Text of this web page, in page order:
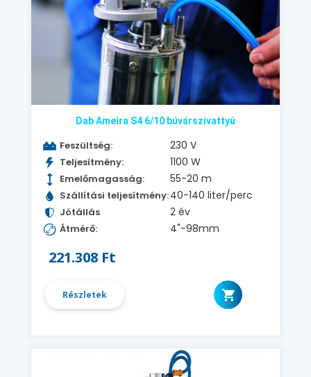
Dab Ameira S4 6/10 búvárszivattyú
Feszültség: 230 V
Teljesítmény: 1100 W
Emelőmagasság: 55-20 m
Szállítási teljesítmény:40-140 liter/perc
Jótállás 2 év
Átmérő: 4"-98mm
221.308 Ft
Részletek